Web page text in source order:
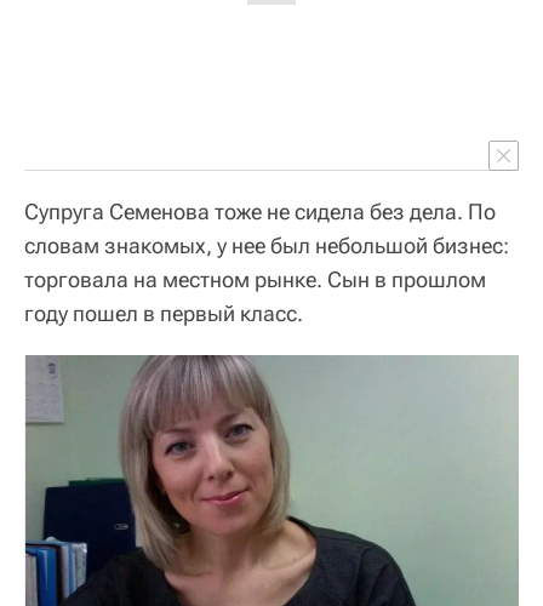
Супруга Семенова тоже не сидела без дела. По
словам знакомых, у нее был небольшой бизнес:
торговала на местном рынке. Сын в прошлом
году пошел в первый класс.